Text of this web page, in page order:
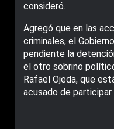
consideró.
Agregó que en las
criminales, el
pendiente la
el otro sobrino
Rafael Ojeda, que
acusado de